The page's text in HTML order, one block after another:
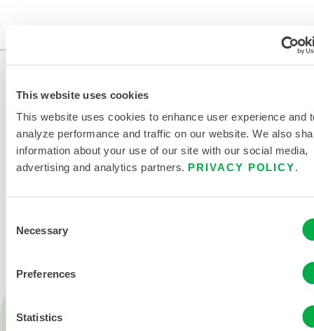
This website uses cookies
This website uses cookies to enhance user experience and
analyze performance and traffic on our website. We also
information about your use of our site with our social media,
advertising and analytics partners. PRIVACY POLICY.
Selection
Necessary
Preferences
Statistics
Feuer